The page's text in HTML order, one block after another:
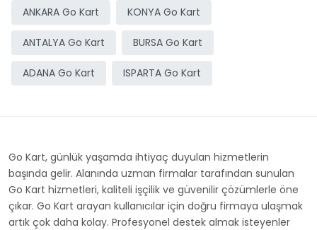
ANKARA Go Kart KONYA Go Kart
ANTALYA Go Kart BURSA Go Kart
ADANA Go Kart ISPARTA Go Kart
Go Kart, günlük yaşamda ihtiyaç duyulan hizmetlerin
başında gelir. Alanında uzman firmalar tarafından sunulan
Go Kart hizmetleri, kaliteli işçilik ve güvenilir çözümlerle öne
çıkar. Go Kart arayan kullanıcılar için doğru firmaya ulaşmak
artık çok daha kolay. Profesyonel destek almak isteyenler